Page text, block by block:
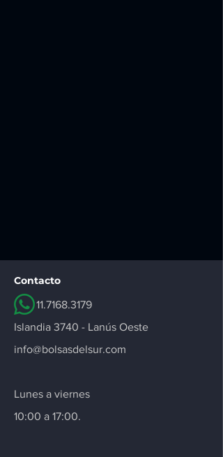
Contacto
11.7168.3179
Islandia 3740 - Lanús Oeste
info@bolsasdelsur.com
Lunes a viernes
10:00 a 17:00.